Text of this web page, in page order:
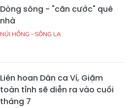
Dòng sông - "căn cước" quê
nhà
NÚI HỒNG - SÔNG LA
Liên hoan Dân ca Ví, Giặm
toàn tỉnh sẽ diễn ra vào cuối
tháng 7